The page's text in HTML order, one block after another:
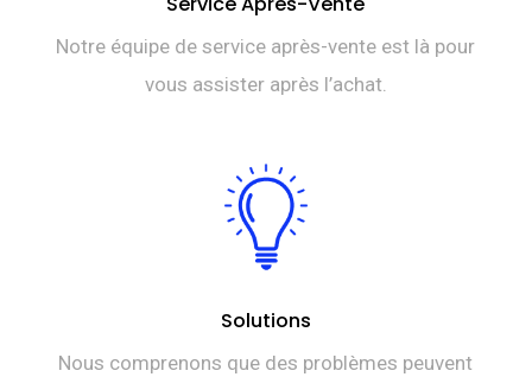
Notre équipe de service après-vente est là pour
vous assister après l’achat.
Solutions
Nous comprenons que des problèmes peuvent